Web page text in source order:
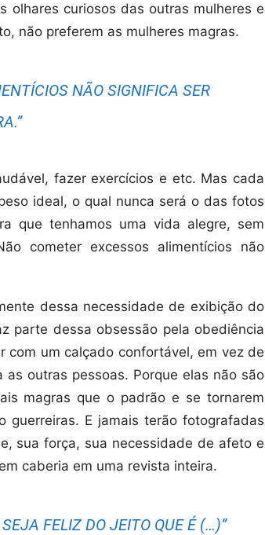
olhares curiosos das outras mulheres e
não preferem as mulheres magras.
NÃO SIGNIFICA SER
fazer exercícios e etc. Mas cada
ideal, o qual nunca será o das fotos
que tenhamos uma vida alegre, sem
cometer excessos alimentícios não
dessa necessidade de exibição do
parte dessa obsessão pela obediência
com um calçado confortável, em vez de
outras pessoas. Porque elas não são
magras que o padrão e se tornarem
guerreiras. E jamais terão fotografadas
sua força, sua necessidade de afeto e
caberia em uma revista inteira.
FELIZ DO JEITO QUE É (…)”